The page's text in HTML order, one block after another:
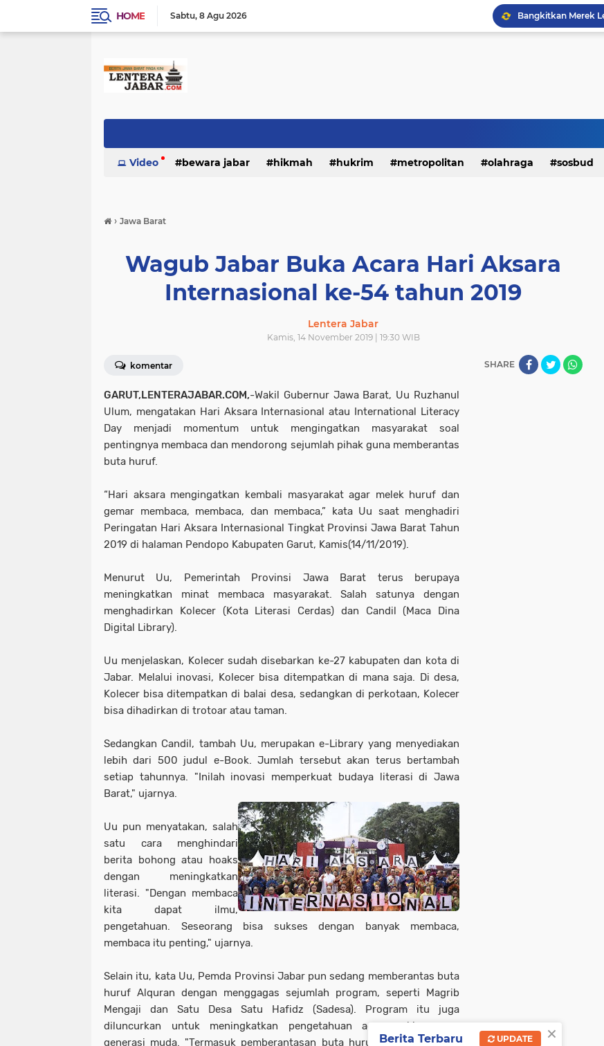
HOME Sabtu 8 Agu 2026
Video bewara jabar hikmah hukrim metropolitan olahraga sosbud
› Jawa Barat
Wagub Jabar Buka Acara Hari Aksara
Internasional ke-54 tahun 2019
Lentera Jabar
Kamis, 14 November 2019 | 19:30 WIB
komentar SHARE
GARUT,LENTERAJABAR.COM,-Wakil Gubernur Jawa Barat, Uu Ruzhanul
Ulum, mengatakan Hari Aksara Internasional atau International Literacy
Day menjadi momentum untuk mengingatkan masyarakat soal
pentingnya membaca dan mendorong sejumlah pihak guna memberantas
buta huruf.
“Hari aksara mengingatkan kembali masyarakat agar melek huruf dan
gemar membaca, membaca, dan membaca,” kata Uu saat menghadiri
Peringatan Hari Aksara Internasional Tingkat Provinsi Jawa Barat Tahun
2019 di halaman Pendopo Kabupaten Garut, Kamis(14/11/2019).
Menurut Uu, Pemerintah Provinsi Jawa Barat terus berupaya
meningkatkan minat membaca masyarakat. Salah satunya dengan
menghadirkan Kolecer (Kota Literasi Cerdas) dan Candil (Maca Dina
Digital Library).
Uu menjelaskan, Kolecer sudah disebarkan ke-27 kabupaten dan kota di
Jabar. Melalui inovasi, Kolecer bisa ditempatkan di mana saja. Di desa,
Kolecer bisa ditempatkan di balai desa, sedangkan di perkotaan, Kolecer
bisa dihadirkan di trotoar atau taman.
Sedangkan Candil, tambah Uu, merupakan e-Library yang menyediakan
lebih dari 500 judul e-Book. Jumlah tersebut akan terus bertambah
setiap tahunnya. "Inilah inovasi memperkuat budaya literasi di Jawa
Barat," ujarnya.
Uu pun menyatakan, salah
satu cara menghindari
berita bohong atau hoaks
dengan meningkatkan
literasi. "Dengan membaca
kita dapat ilmu,
pengetahuan. Seseorang bisa sukses dengan banyak membaca,
membaca itu penting," ujarnya.
Selain itu, kata Uu, Pemda Provinsi Jabar pun sedang memberantas buta
huruf Alquran dengan menggagas sejumlah program, seperti Magrib
Mengaji dan Satu Desa Satu Hafidz (Sadesa). Program itu juga
diluncurkan untuk meningkatkan pengetahuan agama, khususnya
generasi muda. "Termasuk pemberantasan buta huruf Alquran dengan
×
Berita Terbaru UPDATE